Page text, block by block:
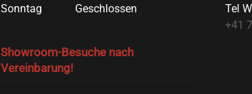
Tel
+41
Sonntag
Geschlossen
Showroom-Besuche nach
Vereinbarung!